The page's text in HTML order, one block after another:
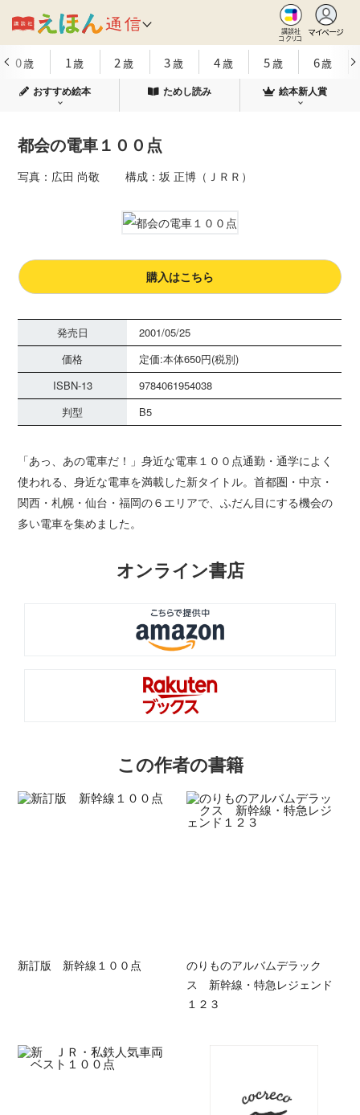
講談社
コクリコ
マイページ
0歳 1歳 2 歳 3歳 4歳 5歳 6歳
おすすめ絵本 ためし読み 絵本新人賞
都会の電車１００点
写真：広田 尚敬 構成：坂 正博（ＪＲＲ）
購入はこちら
発売日
2001/05/25
価格
定価:本体650円(税別)
ISBN-13
9784061954038
判型
B5
「あっ、あの電車だ！」身近な電車１００点通勤・通学によく
使われる、身近な電車を満載した新タイトル。首都圏・中京・
関西・札幌・仙台・福岡の６エリアで、ふだん目にする機会の
多い電車を集めました。
オンライン書店
この作者の書籍
新訂版 新幹線１００点
のりものアルバムデラック
ス 新幹線・特急レジェンド
１２３